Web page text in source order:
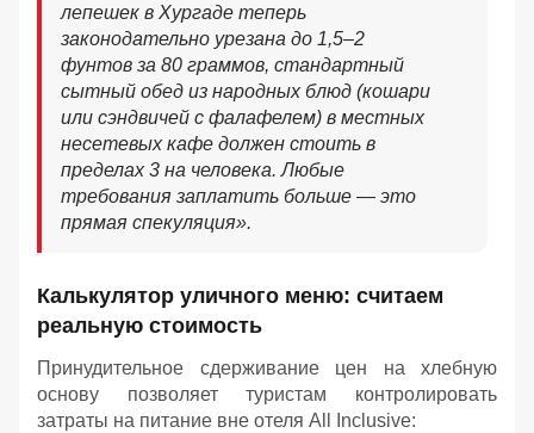
лепешек в Хургаде теперь
законодательно урезана до 1,5–2
фунтов за 80 граммов, стандартный
сытный обед из народных блюд (кошари
или сэндвичей с фалафелем) в местных
несетевых кафе должен стоить в
пределах 3 на человека. Любые
требования заплатить больше — это
прямая спекуляция».
Калькулятор уличного меню: считаем
реальную стоимость
Принудительное сдерживание цен на хлебную
основу позволяет туристам контролировать
затраты на питание вне отеля All Inclusive: